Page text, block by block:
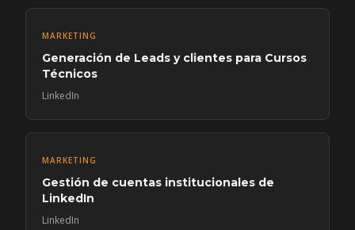
MARKETING
Generación de Leads y clientes para Cursos
Técnicos
LinkedIn
MARKETING
Gestión de cuentas institucionales de
LinkedIn
LinkedIn